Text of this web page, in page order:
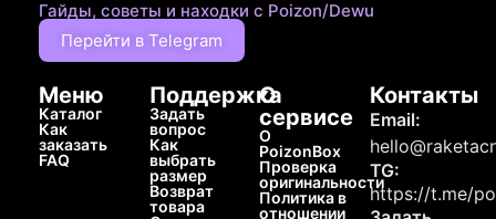
Гайды, советы и находки с Poizon/Dewu
Перейти в Telegram
Меню
Каталог
Как
заказать
FAQ
Поддержка
Задать
вопрос
Как
выбрать
размер
Возврат
товара
О
сервисе
О
PoizonBox
Проверка
оригинальности
Политика в
отношении
Контакты
Email:
TG:
https://t.me/